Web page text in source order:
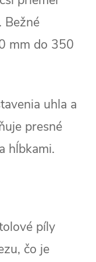
Bežné
mm do 350
uhla a
presné
hĺbkami.
píly
čo je